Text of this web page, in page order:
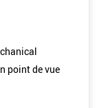
point de vue